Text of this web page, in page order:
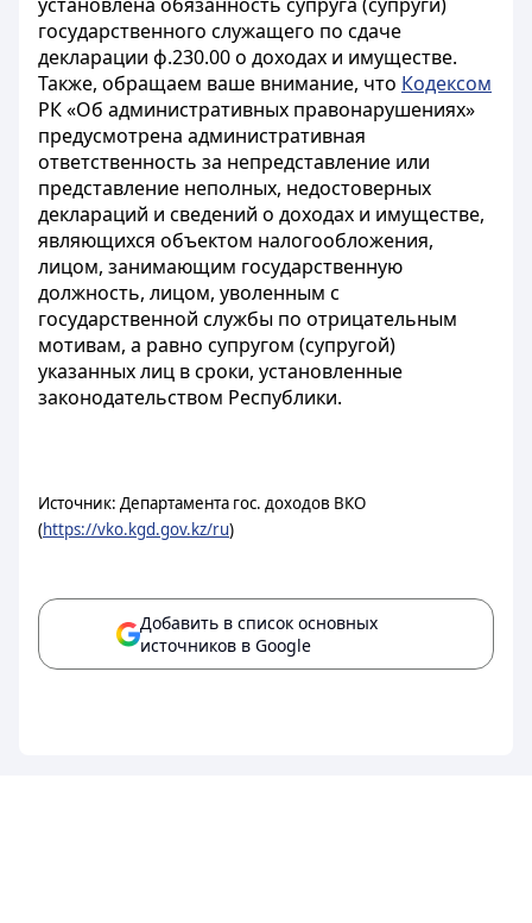
государственного служащего по сдаче
декларации ф.230.00 о доходах и имуществе.
Также, обращаем ваше внимание, что Кодексом
РК «Об административных правонарушениях»
предусмотрена административная
ответственность за непредставление или
представление неполных, недостоверных
деклараций и сведений о доходах и имуществе,
являющихся объектом налогообложения,
лицом, занимающим государственную
должность, лицом, уволенным с
государственной службы по отрицательным
мотивам, а равно супругом (супругой)
указанных лиц в сроки, установленные
законодательством Республики.
Источник: Департамента гос. доходов ВКО
(https://vko.kgd.gov.kz/ru)
Добавить в список основных
источников в Google